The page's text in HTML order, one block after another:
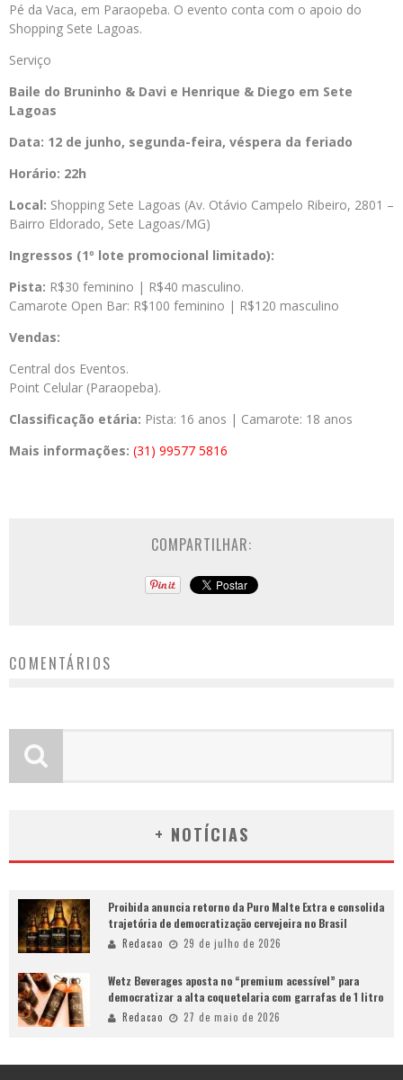
Pé da Vaca, em Paraopeba. O evento conta com o apoio do
Shopping Sete Lagoas.
Serviço
Baile do Bruninho & Davi e Henrique & Diego em Sete
Lagoas
Data: 12 de junho, segunda-feira, véspera da feriado
Horário: 22h
Local: Shopping Sete Lagoas (Av. Otávio Campelo Ribeiro, 2801 –
Bairro Eldorado, Sete Lagoas/MG)
Ingressos (1º lote promocional limitado):
Pista: R$30 feminino | R$40 masculino.
Camarote Open Bar: R$100 feminino | R$120 masculino
Vendas:
Central dos Eventos.
Point Celular (Paraopeba).
Classificação etária: Pista: 16 anos | Camarote: 18 anos
Mais informações: (31) 99577 5816
COMPARTILHAR:
COMENTÁRIOS
+ NOTÍCIAS
Proibida anuncia retorno da Puro Malte Extra e consolida
trajetória de democratização cervejeira no Brasil
Redacao 29 de julho de 2026
Wetz Beverages aposta no “premium acessível” para
democratizar a alta coquetelaria com garrafas de 1 litro
Redacao 27 de maio de 2026